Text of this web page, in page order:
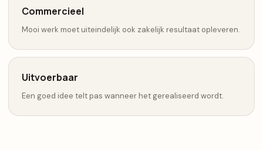
Commercieel
Mooi werk moet uiteindelijk ook zakelijk resultaat opleveren.
Uitvoerbaar
Een goed idee telt pas wanneer het gerealiseerd wordt.